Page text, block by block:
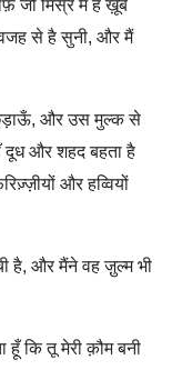
जो मिस्र में हैं ख़ूब
वजह से है सुनी, और मैं
और उस मुल्क से
और शहद बहता है
और हव्वियों
है, और मैंने वह जु़ल्म भी
कि तू मेरी क़ौम बनी